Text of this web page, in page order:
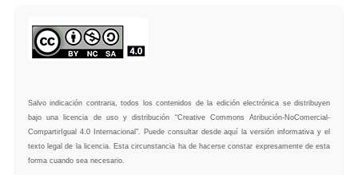
Salvo indicación contraria, todos los contenidos de la edición electrónica se distribuyen
bajo una licencia de uso y distribución “Creative Commons Atribución-NoComercial-
CompartirIgual 4.0 Internacional”. Puede consultar desde aquí la versión informativa y el
texto legal de la licencia. Esta circunstancia ha de hacerse constar expresamente de esta
forma cuando sea necesario.